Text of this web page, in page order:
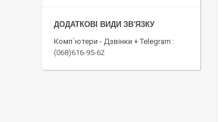
Комп`ютери - Дзвінки + Telegram
(068)616-95-62